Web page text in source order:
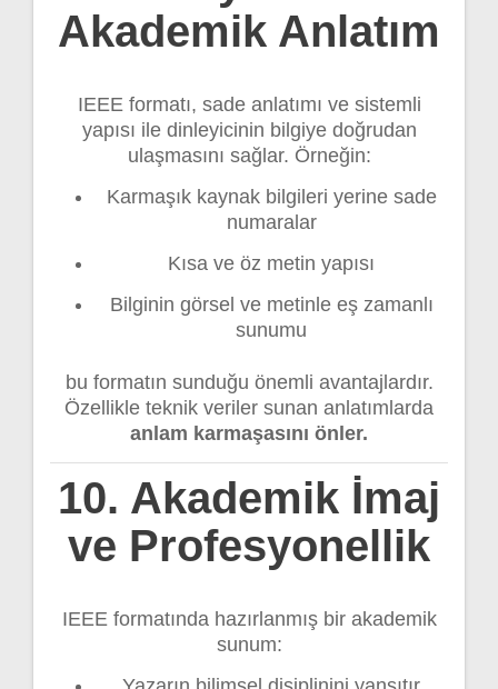
Akademik Anlatım
IEEE formatı, sade anlatımı ve sistemli
yapısı ile dinleyicinin bilgiye doğrudan
ulaşmasını sağlar. Örneğin:
Karmaşık kaynak bilgileri yerine sade
numaralar
Kısa ve öz metin yapısı
Bilginin görsel ve metinle eş zamanlı
sunumu
bu formatın sunduğu önemli avantajlardır.
Özellikle teknik veriler sunan anlatımlarda
anlam karmaşasını önler.
10. Akademik İmaj
ve Profesyonellik
IEEE formatında hazırlanmış bir akademik
sunum: